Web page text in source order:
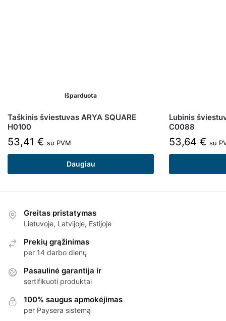
Išparduota
Taškinis šviestuvas ARYA SQUARE
H0100
53,41 € su PVM
Daugiau
Lubinis
C0088
53,64 € su
Greitas pristatymas
Lietuvoje, Latvijoje, Estijoje
Prekių grąžinimas
per 14 darbo dienų
Pasaulinė garantija ir
sertifikuoti produktai
100% saugus apmokėjimas
per Paysera sistemą